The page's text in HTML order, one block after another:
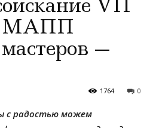
—
0
1764
с радостью можем